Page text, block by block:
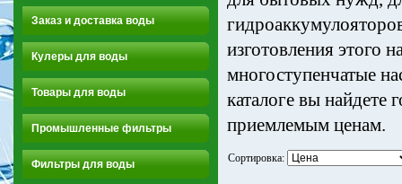
Заказ и доставка воды
Кулеры для воды
Товары для воды
Промышленные фильтры
Фильтры для воды
изготовления этого
многоступенчатые
каталоге вы найдете
приемлемым ценам.
Сортировка: